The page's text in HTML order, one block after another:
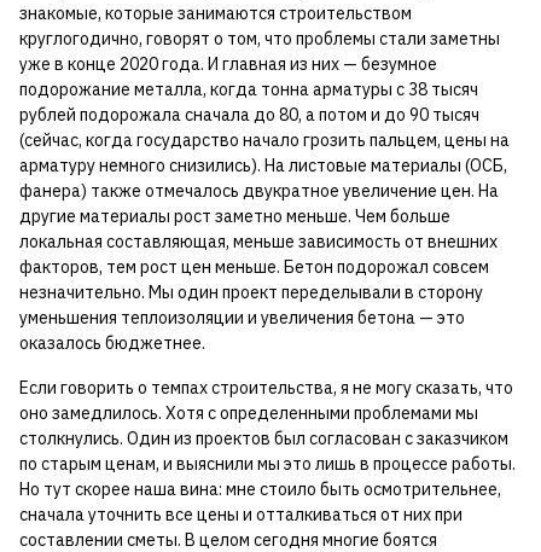
знакомые, которые занимаются строительством
круглогодично, говорят о том, что проблемы стали заметны
уже в конце 2020 года. И главная из них — безумное
подорожание металла, когда тонна арматуры с 38 тысяч
рублей подорожала сначала до 80, а потом и до 90 тысяч
(сейчас, когда государство начало грозить пальцем, цены на
арматуру немного снизились). На листовые материалы (ОСБ,
фанера) также отмечалось двукратное увеличение цен. На
другие материалы рост заметно меньше. Чем больше
локальная составляющая, меньше зависимость от внешних
факторов, тем рост цен меньше. Бетон подорожал совсем
незначительно. Мы один проект переделывали в сторону
уменьшения теплоизоляции и увеличения бетона — это
оказалось бюджетнее.
Если говорить о темпах строительства, я не могу сказать, что
оно замедлилось. Хотя с определенными проблемами мы
столкнулись. Один из проектов был согласован с заказчиком
по старым ценам, и выяснили мы это лишь в процессе работы.
Но тут скорее наша вина: мне стоило быть осмотрительнее,
сначала уточнить все цены и отталкиваться от них при
составлении сметы. В целом сегодня многие боятся